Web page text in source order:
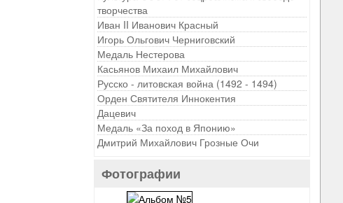
творчества
Иван II Иванович Красный
Игорь Ольгович Черниговский
Медаль Нестерова
Касьянов Михаил Михайлович
Русско - литовская война (1492 - 1494)
Орден Святителя Иннокентия
Дацевич
Медаль «За поход в Японию»
Дмитрий Михайлович Грозные Очи
Фотографии